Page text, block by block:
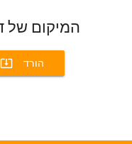
המיקום של
system_update_alt הורד